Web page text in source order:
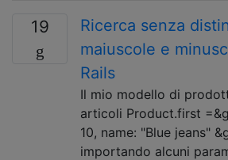
19
Ricerca senza
maiuscole e
Rails
Il mio modello di
articoli Product.first
10, name: "Blue jeans"
importando alcuni